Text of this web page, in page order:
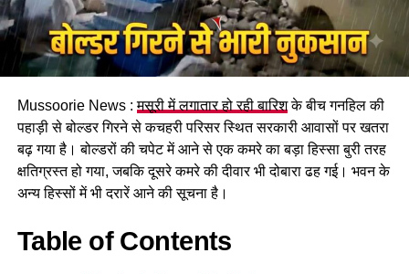
पढ़े धामी कैबिनेट के प्रमुख फैसले
GST संशोधित अध्यादेश को मंजूरी।
नैनीताल हाईकोर्ट के लिए हल्द्वानी गौलापार में 30 हेक्टेयर जमीन
देने का फैसला।
राज्य क्रीड़ा विश्वविद्यालय हल्द्वानी के लिए 122 पदों के सृजन को
जल जीवन मिशन में केंद्र की गाइडलाइंस लागू होंगी।
Mussoorie News :मसूरी में लगातार हो रही बारिशके बीच गनहिल की
पहाड़ी से बोल्डर गिरने से कचहरी परिसर स्थित सरकारी आवासों पर खतरा
बढ़ गया है। बोल्डरों की चपेट में आने से एक कमरे का बड़ा हिस्सा बुरी तरह
क्षतिग्रस्त हो गया, जबकि दूसरे कमरे की दीवार भी दोबारा ढह गई। भवन के
अन्य हिस्सों में भी दरारें आने की सूचना है।
Table of Contents